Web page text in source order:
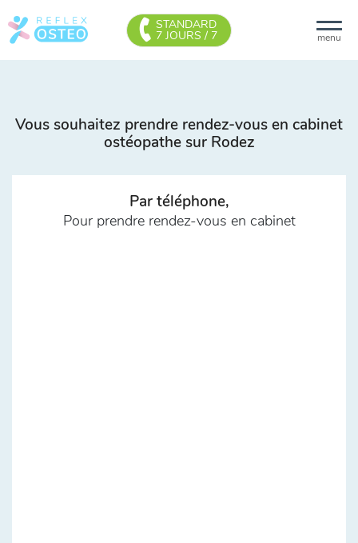
menu
STANDARD
7 JOURS / 7
Vous souhaitez prendre rendez-vous en cabinet
ostéopathe sur Rodez
Par téléphone,
Pour prendre rendez-vous en cabinet